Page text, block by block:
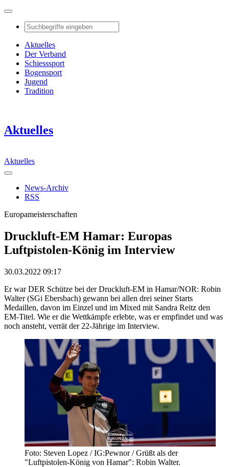
Aktuelles
Der Verband
Schiesssport
Bogensport
Jugend
Tradition
Aktuelles
Aktuelles
News-Archiv
RSS
Europameisterschaften
Druckluft-EM Hamar: Europas
Luftpistolen-König im Interview
30.03.2022 09:17
Er war DER Schütze bei der Druckluft-EM in Hamar/NOR: Robin
Walter (SGi Ebersbach) gewann bei allen drei seiner Starts
Medaillen, davon im Einzel und im Mixed mit Sandra Reitz den
EM-Titel. Wie er die Wettkämpfe erlebte, was er empfindet und was
noch ansteht, verrät der 22-Jährige im Interview.
Foto: Steven Lopez / IG:Pewnor / Grüßt als der
"Luftpistolen-König von Hamar": Robin Walter.